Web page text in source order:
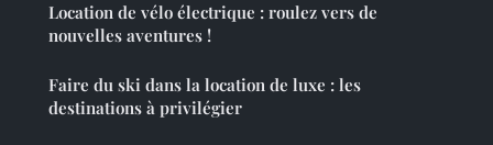
Location de vélo électrique : roulez vers de
nouvelles aventures !
Faire du ski dans la location de luxe : les
destinations à privilégier